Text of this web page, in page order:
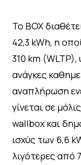
Το BOX
42,3 kWh, η
310 km
ανάγκες
αναπλήρωση
γίνεται σε
wallbox και
ισχύς των 6,6
λιγότερες από